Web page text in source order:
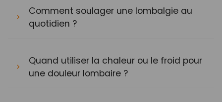
Comment soulager une lombalgie au
quotidien ?
Quand utiliser la chaleur ou le froid pour
une douleur lombaire ?